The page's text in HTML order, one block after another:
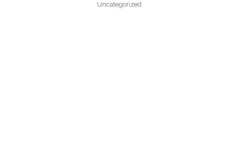
Uncategorized